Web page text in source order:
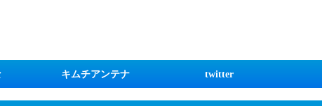
キムチアンテナ twitter